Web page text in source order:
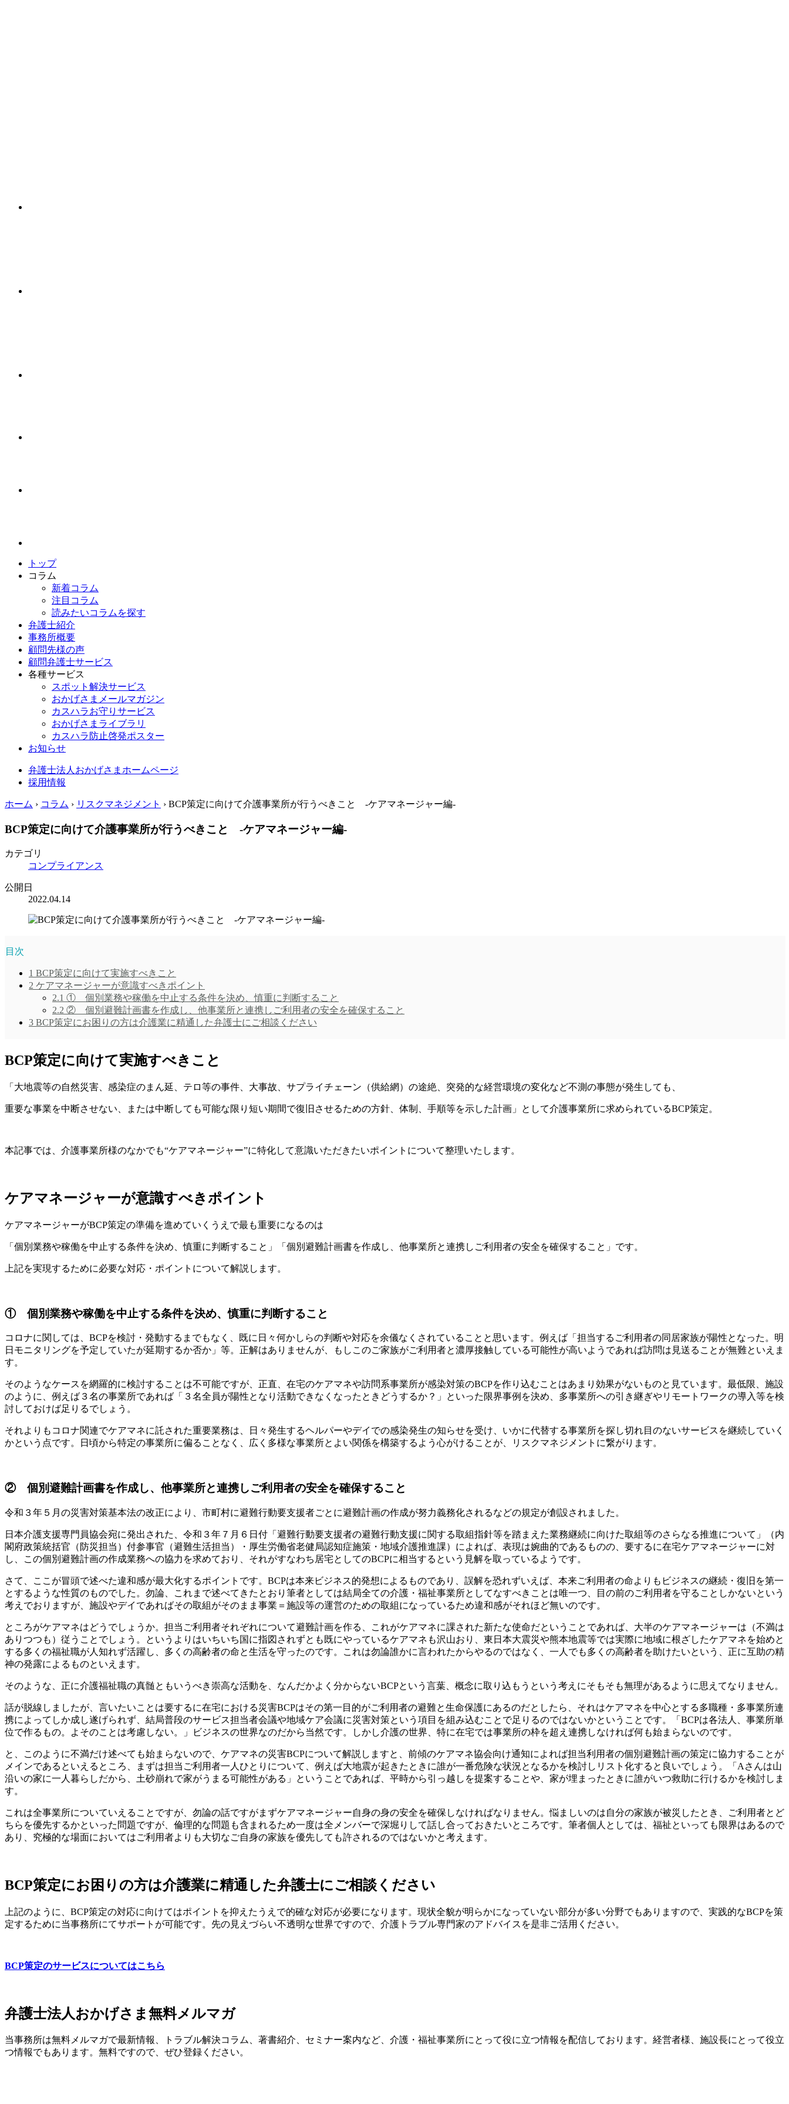
トップ
コラム
新着コラム
注目コラム
読みたいコラムを探す
弁護士紹介
事務所概要
顧問先様の声
顧問弁護士サービス
各種サービス
スポット解決サービス
おかげさまメールマガジン
カスハラお守りサービス
おかげさまライブラリ
カスハラ防止啓発ポスター
お知らせ
弁護士法人おかげさまホームページ
採用情報
ホーム › コラム › リスクマネジメント › BCP策定に向けて介護事業所が行うべきこと -ケアマネージャー編-
BCP策定に向けて介護事業所が行うべきこと -ケアマネージャー編-
カテゴリ
コンプライアンス
公開日
2022.04.14
目次
1 BCP策定に向けて実施すべきこと
2 ケアマネージャーが意識すべきポイント
2.1 ① 個別業務や稼働を中止する条件を決め、慎重に判断すること
2.2 ② 個別避難計画書を作成し、他事業所と連携しご利用者の安全を確保すること
3 BCP策定にお困りの方は介護業に精通した弁護士にご相談ください
BCP策定に向けて実施すべきこと
「大地震等の自然災害、感染症のまん延、テロ等の事件、大事故、サプライチェーン（供給網）の途絶、突発的な経営環境の変化など不測の事態が発生しても、
重要な事業を中断させない、または中断しても可能な限り短い期間で復旧させるための方針、体制、手順等を示した計画」として介護事業所に求められているBCP策定。
本記事では、介護事業所様のなかでも“ケアマネージャー”に特化して意識いただきたいポイントについて整理いたします。
ケアマネージャーが意識すべきポイント
ケアマネージャーがBCP策定の準備を進めていくうえで最も重要になるのは
「個別業務や稼働を中止する条件を決め、慎重に判断すること」「個別避難計画書を作成し、他事業所と連携しご利用者の安全を確保すること」です。
上記を実現するために必要な対応・ポイントについて解説します。
① 個別業務や稼働を中止する条件を決め、慎重に判断すること
コロナに関しては、BCPを検討・発動するまでもなく、既に日々何かしらの判断や対応を余儀なくされていることと思います。例えば「担当するご利用者の同居家族が陽性となった。明
日モニタリングを予定していたが延期するか否か」等。正解はありませんが、もしこのご家族がご利用者と濃厚接触している可能性が高いようであれば訪問は見送ることが無難といえま
す。
そのようなケースを網羅的に検討することは不可能ですが、正直、在宅のケアマネや訪問系事業所が感染対策のBCPを作り込むことはあまり効果がないものと見ています。最低限、施設
のように、例えば３名の事業所であれば「３名全員が陽性となり活動できなくなったときどうするか？」といった限界事例を決め、多事業所への引き継ぎやリモートワークの導入等を検
討しておけば足りるでしょう。
それよりもコロナ関連でケアマネに託された重要業務は、日々発生するヘルパーやデイでの感染発生の知らせを受け、いかに代替する事業所を探し切れ目のないサービスを継続していく
かという点です。日頃から特定の事業所に偏ることなく、広く多様な事業所とよい関係を構築するよう心がけることが、リスクマネジメントに繋がります。
② 個別避難計画書を作成し、他事業所と連携しご利用者の安全を確保すること
令和３年５月の災害対策基本法の改正により、市町村に避難行動要支援者ごとに避難計画の作成が努力義務化されるなどの規定が創設されました。
日本介護支援専門員協会宛に発出された、令和３年７月６日付「避難行動要支援者の避難行動支援に関する取組指針等を踏まえた業務継続に向けた取組等のさらなる推進について」（内
閣府政策統括官（防災担当）付参事官（避難生活担当）・厚生労働省老健局認知症施策・地域介護推進課）によれば、表現は婉曲的であるものの、要するに在宅ケアマネージャーに対
し、この個別避難計画の作成業務への協力を求めており、それがすなわち居宅としてのBCPに相当するという見解を取っているようです。
さて、ここが冒頭で述べた違和感が最大化するポイントです。BCPは本来ビジネス的発想によるものであり、誤解を恐れずいえば、本来ご利用者の命よりもビジネスの継続・復旧を第一
とするような性質のものでした。勿論、これまで述べてきたとおり筆者としては結局全ての介護・福祉事業所としてなすべきことは唯一つ、目の前のご利用者を守ることしかないという
考えでおりますが、施設やデイであればその取組がそのまま事業＝施設等の運営のための取組になっているため違和感がそれほど無いのです。
ところがケアマネはどうでしょうか。担当ご利用者それぞれについて避難計画を作る、これがケアマネに課された新たな使命だということであれば、大半のケアマネージャーは（不満は
ありつつも）従うことでしょう。というよりはいちいち国に指図されずとも既にやっているケアマネも沢山おり、東日本大震災や熊本地震等では実際に地域に根ざしたケアマネを始めと
する多くの福祉職が人知れず活躍し、多くの高齢者の命と生活を守ったのです。これは勿論誰かに言われたからやるのではなく、一人でも多くの高齢者を助けたいという、正に互助の精
神の発露によるものといえます。
そのような、正に介護福祉職の真髄ともいうべき崇高な活動を、なんだかよく分からないBCPという言葉、概念に取り込もうという考えにそもそも無理があるように思えてなりません。
話が脱線しましたが、言いたいことは要するに在宅における災害BCPはその第一目的がご利用者の避難と生命保護にあるのだとしたら、それはケアマネを中心とする多職種・多事業所連
携によってしか成し遂げられず、結局普段のサービス担当者会議や地域ケア会議に災害対策という項目を組み込むことで足りるのではないかということです。「BCPは各法人、事業所単
位で作るもの。よそのことは考慮しない。」ビジネスの世界なのだから当然です。しかし介護の世界、特に在宅では事業所の枠を超え連携しなければ何も始まらないのです。
と、このように不満だけ述べても始まらないので、ケアマネの災害BCPについて解説しますと、前傾のケアマネ協会向け通知によれば担当利用者の個別避難計画の策定に協力することが
メインであるといえるところ、まずは担当ご利用者一人ひとりについて、例えば大地震が起きたときに誰が一番危険な状況となるかを検討しリスト化すると良いでしょう。「Aさんは山
沿いの家に一人暮らしだから、土砂崩れで家がうまる可能性がある」ということであれば、平時から引っ越しを提案することや、家が埋まったときに誰がいつ救助に行けるかを検討しま
す。
これは全事業所についていえることですが、勿論の話ですがまずケアマネージャー自身の身の安全を確保しなければなりません。悩ましいのは自分の家族が被災したとき、ご利用者とど
ちらを優先するかといった問題ですが、倫理的な問題も含まれるため一度は全メンバーで深堀りして話し合っておきたいところです。筆者個人としては、福祉といっても限界はあるので
あり、究極的な場面においてはご利用者よりも大切なご自身の家族を優先しても許されるのではないかと考えます。
BCP策定にお困りの方は介護業に精通した弁護士にご相談ください
上記のように、BCP策定の対応に向けてはポイントを抑えたうえで的確な対応が必要になります。現状全貌が明らかになっていない部分が多い分野でもありますので、実践的なBCPを策
定するために当事務所にてサポートが可能です。先の見えづらい不透明な世界ですので、介護トラブル専門家のアドバイスを是非ご活用ください。
BCP策定のサービスについてはこちら
弁護士法人おかげさま無料メルマガ
当事務所は無料メルマガで最新情報、トラブル解決コラム、著書紹介、セミナー案内など、介護・福祉事業所にとって役に立つ情報を配信しております。経営者様、施設長にとって役立
つ情報でもあります。無料ですので、ぜひ登録ください。